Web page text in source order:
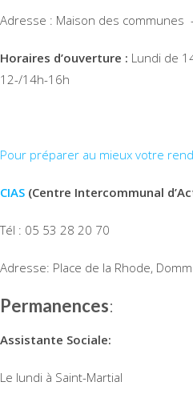
Adresse : Maison des communes
Horaires d’ouverture : Lundi de
12-/14h-16h
Pour préparer au mieux votre
CIAS (Centre Intercommunal
Tél : 05 53 28 20 70
Adresse: Place de la Rhode,
Permanences:
Assistante Sociale:
Le lundi à Saint-Martial